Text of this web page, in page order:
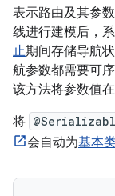
表示路由及其参
线进行建模后，
止期间存储导航
航参数都需要可
该方法将参数值
将
会自动为基本